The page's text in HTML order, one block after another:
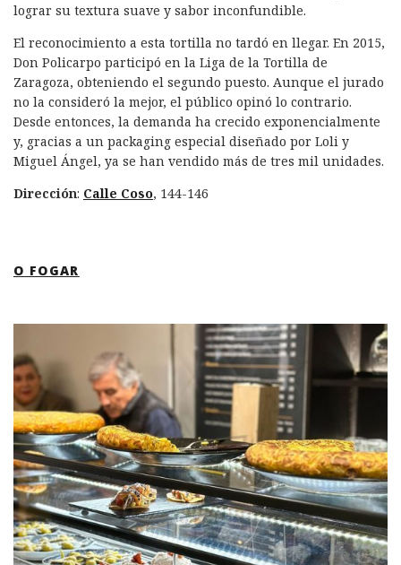
lograr su textura suave y sabor inconfundible.
El reconocimiento a esta tortilla no tardó en llegar. En 2015,
Don Policarpo participó en la Liga de la Tortilla de
Zaragoza, obteniendo el segundo puesto. Aunque el jurado
no la consideró la mejor, el público opinó lo contrario.
Desde entonces, la demanda ha crecido exponencialmente
y, gracias a un packaging especial diseñado por Loli y
Miguel Ángel, ya se han vendido más de tres mil unidades.
Dirección: Calle Coso, 144-146
O FOGAR